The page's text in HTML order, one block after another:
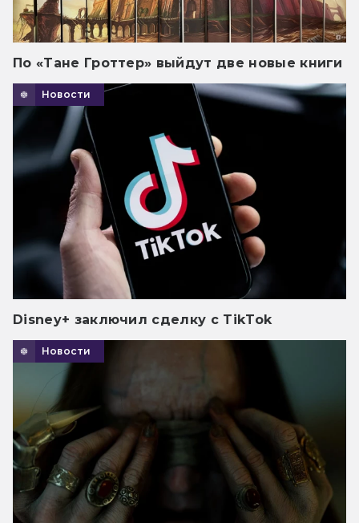
По «Тане Гроттер» выйдут две новые книги
Новости
Disney+ заключил сделку с TikTok
Новости